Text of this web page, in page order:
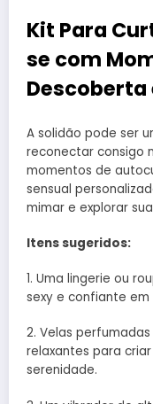
Kit Para
se com
Descoberta
A solidão pode ser
reconectar consigo
momentos de
sensual
mimar e explorar
Itens sugeridos:
1. Uma lingerie ou
sexy e confiante em
2. Velas
relaxantes para
serenidade.